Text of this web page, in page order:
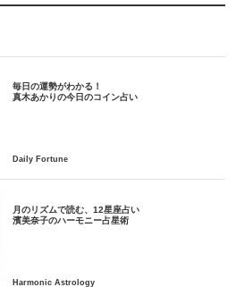
毎日の運勢がわかる！
月のリズムで読む、12星座占い